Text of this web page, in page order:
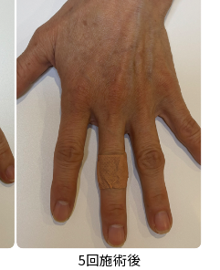
5回施術後